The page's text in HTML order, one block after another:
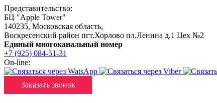
Представительство:
БЦ "Apple Tower"
140235, Московская область,
Воскресенский район пгт.Хорлово пл.Ленина д.1 Цех №2
Единый многоканальный номер
+7 (925) 084-51-31
On-line:
Заказать звонок